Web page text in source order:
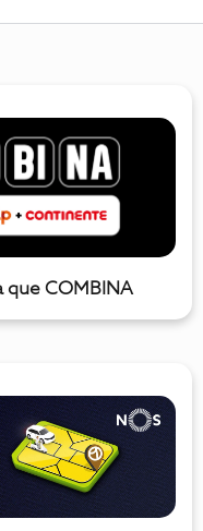
que COMBINA